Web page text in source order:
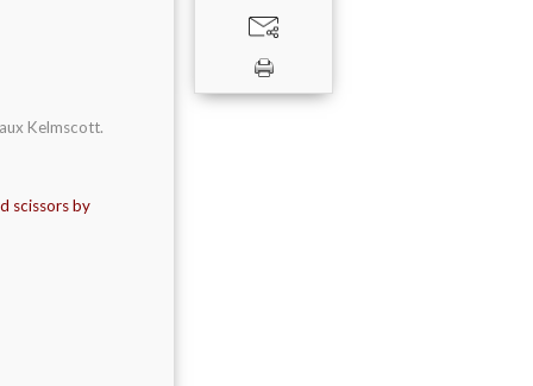
Kelmscott.
scissors by